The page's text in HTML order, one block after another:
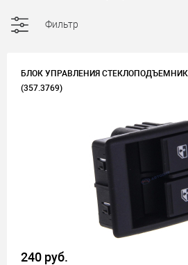
Фильтр
БЛОК УПРАВЛЕНИЯ
(357.3769)
240 руб.